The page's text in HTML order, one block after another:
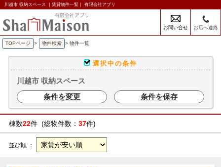
川越市 収納スペース ｜賃貸物件一覧｜ 有限会社アプリ
お問い合せ お店へ連絡
TOPページ > 物件検索 > 物件一覧
選択中の条件
川越市 収納スペース
条件を変更
条件を保存
棟数22件 (総物件数： 37件)
並び順 ：